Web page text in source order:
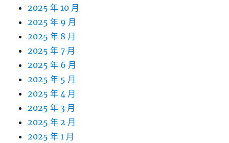
2025 年 10 月
2025 年 9 月
2025 年 8 月
2025 年 7 月
2025 年 6 月
2025 年 5 月
2025 年 4 月
2025 年 3 月
2025 年 2 月
2025 年 1 月